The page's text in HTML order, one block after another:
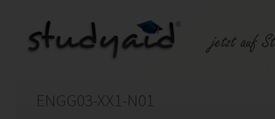
ENGG03-XX1-N01